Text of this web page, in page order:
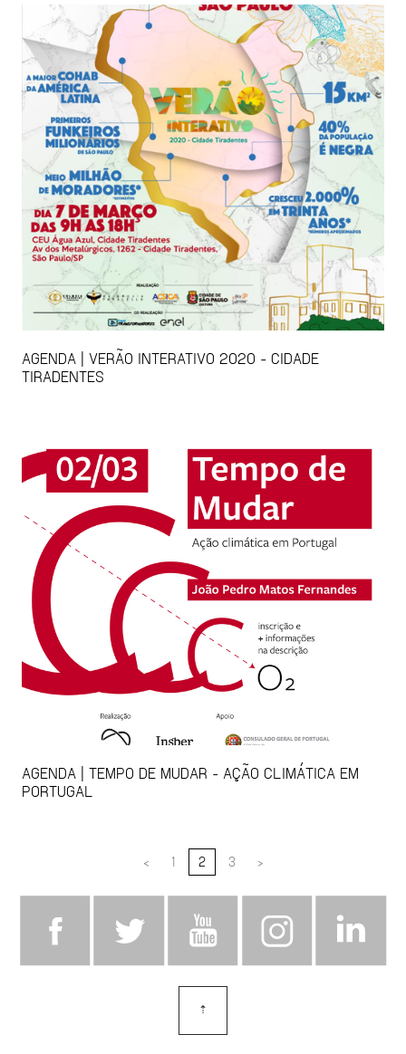
AGENDA | VERÃO INTERATIVO 2020 - CIDADE
TIRADENTES
AGENDA | TEMPO DE MUDAR - AÇÃO CLIMÁTICA EM
PORTUGAL
< 1 2 3 >
⇡